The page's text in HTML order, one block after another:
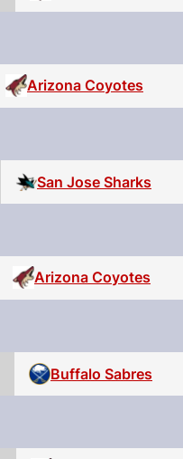
Arizona Coyotes
San Jose Sharks
Arizona Coyotes
Buffalo Sabres